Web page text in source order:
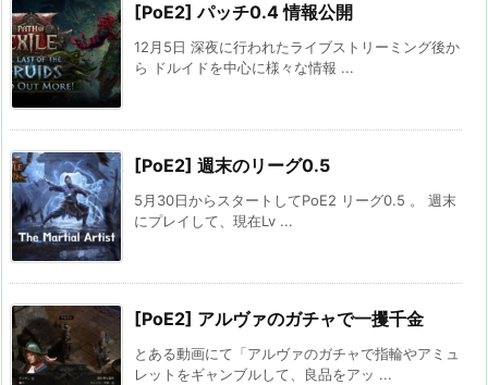
[PoE2] パッチ0.4 情報公開
12月5日 深夜に行われたライブストリーミング後か
ら ドルイドを中心に様々な情報 ...
[PoE2] 週末のリーグ0.5
5月30日からスタートしてPoE2 リーグ0.5 。 週末
にプレイして、現在Lv ...
[PoE2] アルヴァのガチャで一攫千金
とある動画にて「アルヴァのガチャで指輪やアミュ
レットをギャンブルして、良品をアッ ...